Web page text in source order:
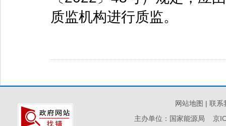
质监机构进行质监。